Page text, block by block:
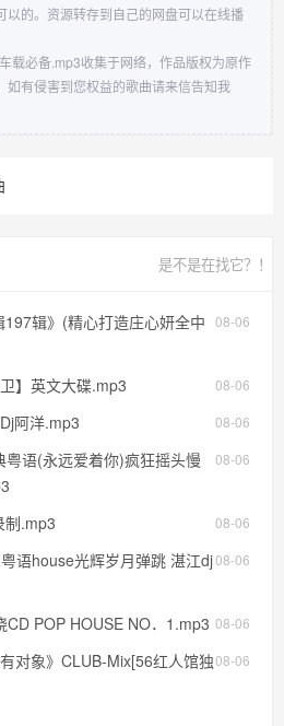
以的。资源转存到自己的网盘可以在线播
载必备.mp3收集于网络，作品版权为原作
如有侵害到您权益的歌曲请来信告知我
是不是在找它？！
08-06
辑》(精心打造庄心妍全中
08-06
】英文大碟.mp3
08-06
阿洋.mp3
08-06
语(永远爱着你)疯狂摇头慢
08-06
制.mp3
08-06
语house光辉岁月弹跳 湛江dj
08-06
POP HOUSE NO．1.mp3
08-06
有对象》CLUB-Mix[56红人馆独